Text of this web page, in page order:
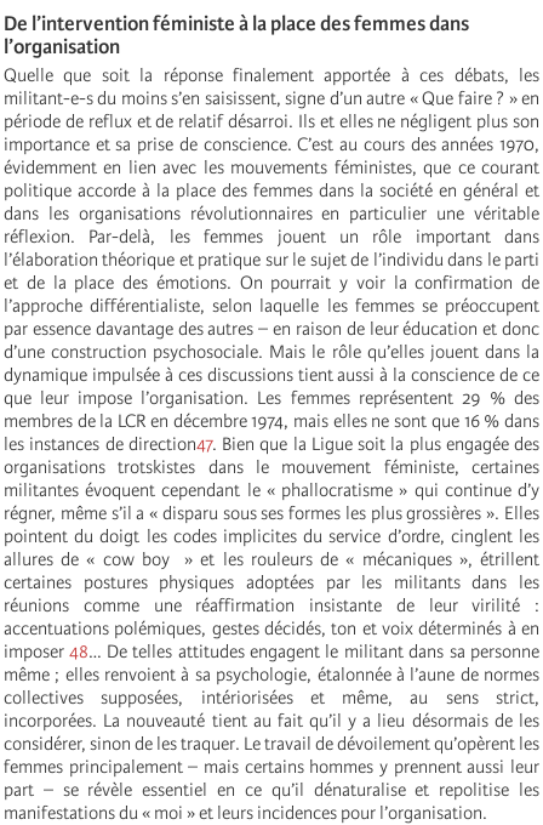
De l’intervention féministe à la place des femmes dans
l’organisation
Quelle que soit la réponse finalement apportée à ces débats, les
militant-e-s du moins s’en saisissent, signe d’un autre « Que faire ? » en
période de reflux et de relatif désarroi. Ils et elles ne négligent plus son
importance et sa prise de conscience. C’est au cours des années 1970,
évidemment en lien avec les mouvements féministes, que ce courant
politique accorde à la place des femmes dans la société en général et
dans les organisations révolutionnaires en particulier une véritable
réflexion. Par-delà, les femmes jouent un rôle important dans
l’élaboration théorique et pratique sur le sujet de l’individu dans le parti
et de la place des émotions. On pourrait y voir la confirmation de
l’approche différentialiste, selon laquelle les femmes se préoccupent
par essence davantage des autres – en raison de leur éducation et donc
d’une construction psychosociale. Mais le rôle qu’elles jouent dans la
dynamique impulsée à ces discussions tient aussi à la conscience de ce
que leur impose l’organisation. Les femmes représentent 29 % des
membres de la LCR en décembre 1974, mais elles ne sont que 16 % dans
les instances de direction47. Bien que la Ligue soit la plus engagée des
organisations trotskistes dans le mouvement féministe, certaines
militantes évoquent cependant le « phallocratisme » qui continue d’y
régner, même s’il a « disparu sous ses formes les plus grossières ». Elles
pointent du doigt les codes implicites du service d’ordre, cinglent les
allures de « cow boy » et les rouleurs de « mécaniques », étrillent
certaines postures physiques adoptées par les militants dans les
réunions comme une réaffirmation insistante de leur virilité :
accentuations polémiques, gestes décidés, ton et voix déterminés à en
imposer48… De telles attitudes engagent le militant dans sa personne
même ; elles renvoient à sa psychologie, étalonnée à l’aune de normes
collectives supposées, intériorisées et même, au sens strict,
incorporées. La nouveauté tient au fait qu’il y a lieu désormais de les
considérer, sinon de les traquer. Le travail de dévoilement qu’opèrent les
femmes principalement – mais certains hommes y prennent aussi leur
part – se révèle essentiel en ce qu’il dénaturalise et repolitise les
manifestations du « moi » et leurs incidences pour l’organisation.